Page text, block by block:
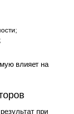
влияет на
при